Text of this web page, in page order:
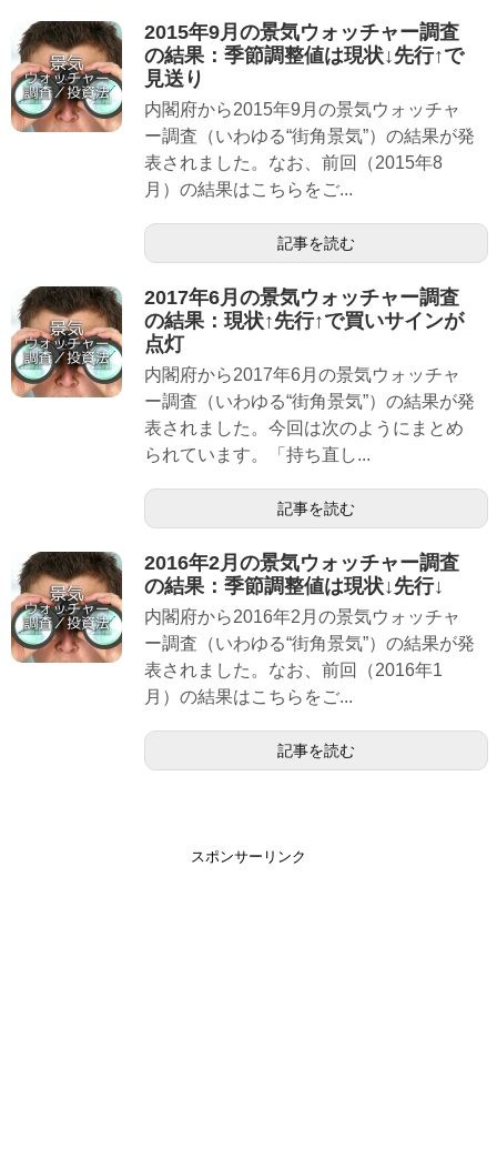
2015年9月の景気ウォッチャー調査
の結果：季節調整値は現状↓先行↑で
見送り
内閣府から2015年9月の景気ウォッチャ
ー調査（いわゆる“街角景気”）の結果が発
表されました。なお、前回（2015年8
月）の結果はこちらをご...
記事を読む
2017年6月の景気ウォッチャー調査
の結果：現状↑先行↑で買いサインが
点灯
内閣府から2017年6月の景気ウォッチャ
ー調査（いわゆる“街角景気”）の結果が発
表されました。今回は次のようにまとめ
られています。「持ち直し...
記事を読む
2016年2月の景気ウォッチャー調査
の結果：季節調整値は現状↓先行↓
内閣府から2016年2月の景気ウォッチャ
ー調査（いわゆる“街角景気”）の結果が発
表されました。なお、前回（2016年1
月）の結果はこちらをご...
記事を読む
スポンサーリンク